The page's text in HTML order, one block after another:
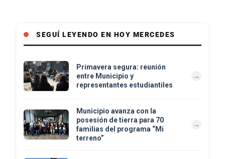
SEGUÍ LEYENDO EN HOY MERCEDES
Primavera segura: reunión
entre Municipio y
representantes estudiantiles
Municipio avanza con la
posesión de tierra para 70
familias del programa “Mi
terreno”